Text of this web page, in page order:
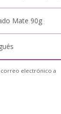
Mate 90g
correo electrónico a